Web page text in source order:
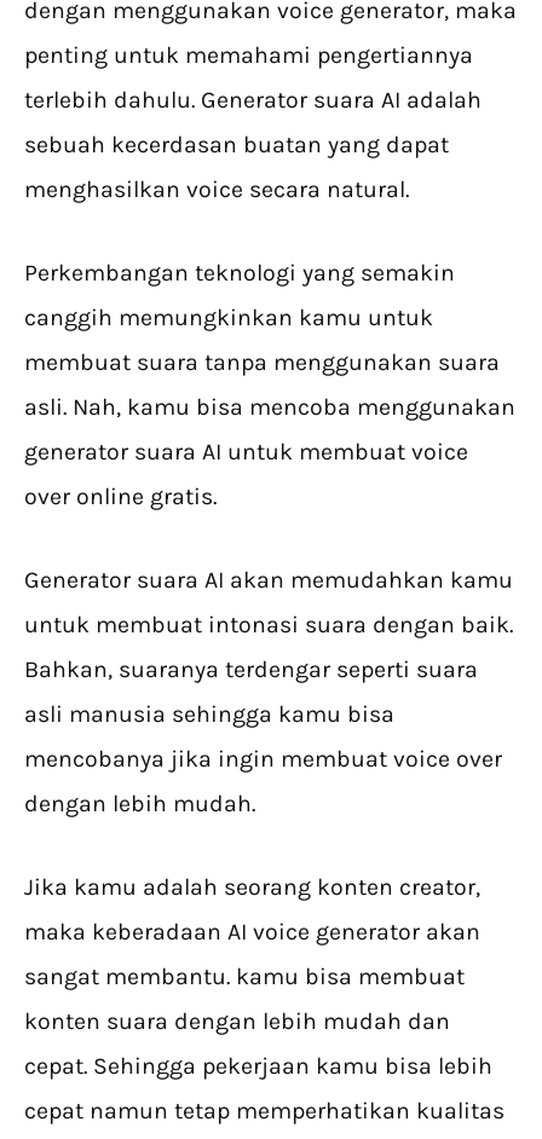
dengan menggunakan voice generator, maka
penting untuk memahami pengertiannya
terlebih dahulu. Generator suara AI adalah
sebuah kecerdasan buatan yang dapat
menghasilkan voice secara natural.
Perkembangan teknologi yang semakin
canggih memungkinkan kamu untuk
membuat suara tanpa menggunakan suara
asli. Nah, kamu bisa mencoba menggunakan
generator suara AI untuk membuat voice
over online gratis.
Generator suara AI akan memudahkan kamu
untuk membuat intonasi suara dengan baik.
Bahkan, suaranya terdengar seperti suara
asli manusia sehingga kamu bisa
mencobanya jika ingin membuat voice over
dengan lebih mudah.
Jika kamu adalah seorang konten creator,
maka keberadaan AI voice generator akan
sangat membantu. kamu bisa membuat
konten suara dengan lebih mudah dan
cepat. Sehingga pekerjaan kamu bisa lebih
cepat namun tetap memperhatikan kualitas